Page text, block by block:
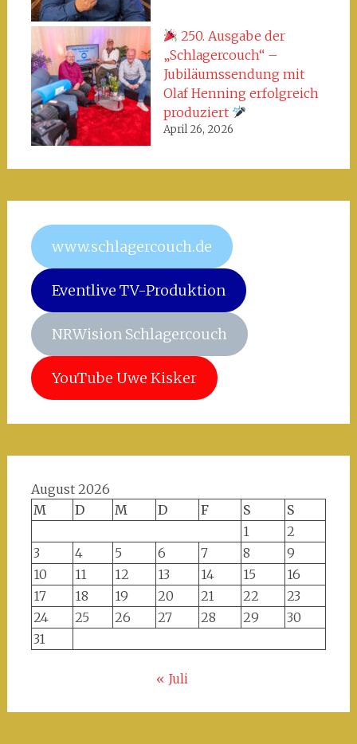
250. Ausgabe der
„Schlagercouch“ –
Jubiläumssendung mit
Olaf Henning erfolgreich
produziert
April 26, 2026
www.schlagercouch.de
Eventlive TV-Produktion
NRWision Schlagercouch
YouTube Uwe Kisker
August 2026
M
D M D F S
S
1
2
3
4 5 6 7 8
9
10
11 12 13 14 15
16
17
18 19 20 21 22
23
24
25 26 27 28 29
30
31
« Juli